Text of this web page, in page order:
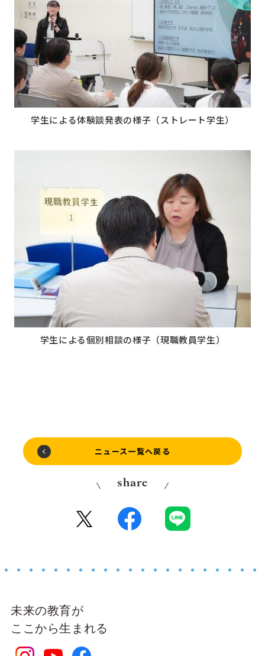
学生による体験談発表の様子（ストレート学生）
学生による個別相談の様子（現職教員学生）
ニュース一覧へ戻る
share
未来の教育が
ここから生まれる